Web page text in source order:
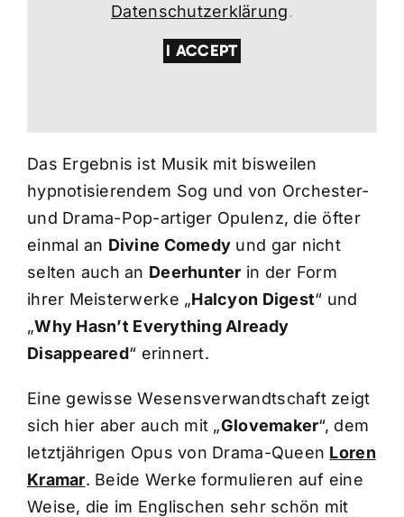
Datenschutzerklärung.
I ACCEPT
Das Ergebnis ist Musik mit bisweilen
hypnotisierendem Sog und von Orchester-
und Drama-Pop-artiger Opulenz, die öfter
einmal an Divine Comedy und gar nicht
selten auch an Deerhunter in der Form
ihrer Meisterwerke „Halcyon Digest“ und
„Why Hasn’t Everything Already
Disappeared“ erinnert.
Eine gewisse Wesensverwandtschaft zeigt
sich hier aber auch mit „Glovemaker“, dem
letztjährigen Opus von Drama-Queen Loren
Kramar. Beide Werke formulieren auf eine
Weise, die im Englischen sehr schön mit